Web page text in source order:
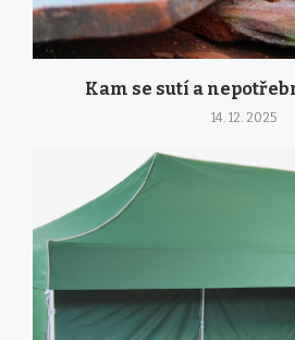
Kam se sutí a
14. 12. 2025